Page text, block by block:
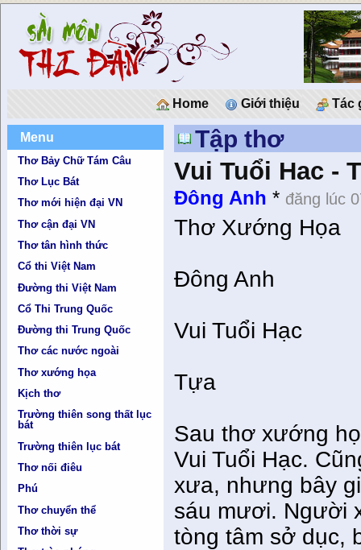
Home Giới thiệu Tác
Menu
Thơ Bảy Chữ Tám Câu
Thơ Lục Bát
Thơ mới hiện đại VN
Thơ cận đại VN
Thơ tân hình thức
Cổ thi Việt Nam
Đường thi Việt Nam
Cổ Thi Trung Quốc
Đường thi Trung Quốc
Thơ các nước ngoài
Thơ xướng họa
Kịch thơ
Trường thiên song thất lục
bát
Trường thiên lục bát
Thơ nối điêu
Phú
Thơ chuyển thể
Thơ thời sự
Tập thơ
Vui Tuổi Hac -
Ðông Anh * đăng lúc
Thơ Xướng Họa
Ðông Anh
Vui Tuổi Hạc
Tựa
Sau thơ xướng
Vui Tuổi Hạc.
xưa, nhưng bây
sáu mươi. Người
tòng tâm sở dục,